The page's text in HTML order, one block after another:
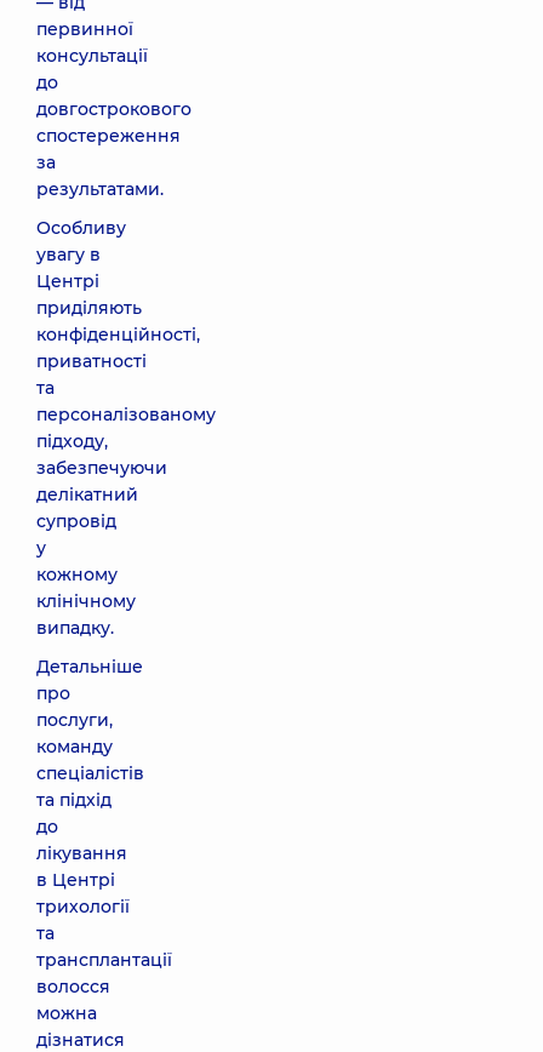
первинної
консультації
до
довгострокового
спостереження
за
результатами.
Особливу
увагу в
Центрі
приділяють
конфіденційності,
приватності
та
персоналізованому
підходу,
забезпечуючи
делікатний
супровід
у
кожному
клінічному
випадку.
Детальніше
про
послуги,
команду
спеціалістів
та підхід
до
лікування
в Центрі
трихології
та
трансплантації
волосся
можна
дізнатися